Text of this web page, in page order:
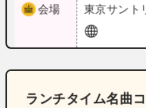
会場 東京サント
ランチタイム名曲